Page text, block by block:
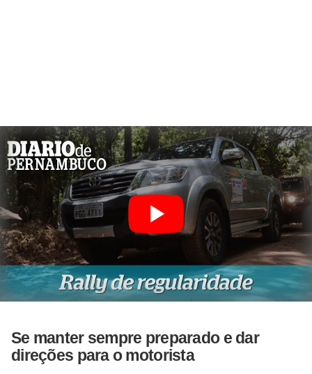
Se manter sempre preparado e dar
direções para o motorista
u
t
o
m
o
t
i
v
a
L